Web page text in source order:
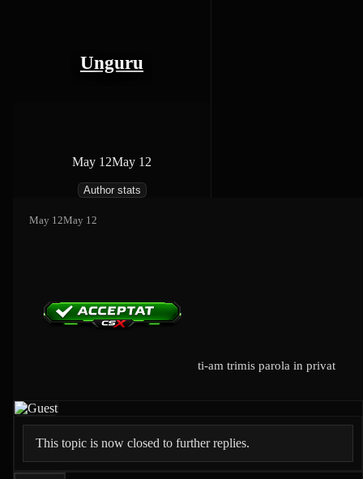
Unguru
May 12May 12
Author stats
May 12May 12
ti-am trimis parola in privat
This topic is now closed to further replies.